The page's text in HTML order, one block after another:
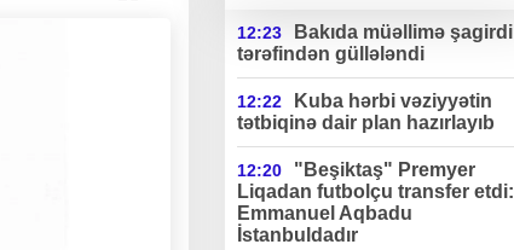
12:23
Bakıda müəllimə şagirdi
tərəfindən güllələndi
12:22
Kuba hərbi vəziyyətin
tətbiqinə dair plan hazırlayıb
12:20
"Beşiktaş" Premyer
Liqadan futbolçu transfer etdi:
Emmanuel Aqbadu
İstanbuldadır